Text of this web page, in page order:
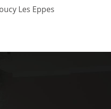
Les Eppes